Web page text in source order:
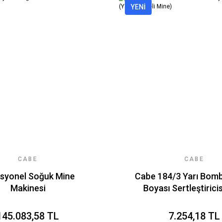
CABE
Soğuk Mine
Makinesi
TL
YENİ
CABE
Cabe 184/3 Yarı
Boyası
7.254,18 TL